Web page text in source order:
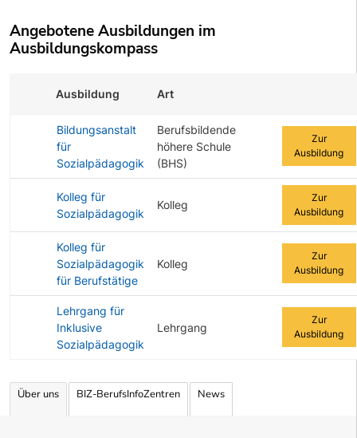
Angebotene Ausbildungen im
Ausbildungskompass
Ausbildung Art
Bildungsanstalt
für
Sozialpädagogik
Berufsbildende
höhere Schule
(BHS)
Zur
Ausbildung
Kolleg für
Sozialpädagogik
Kolleg
Zur
Ausbildung
Kolleg für
Sozialpädagogik
für Berufstätige
Kolleg
Zur
Ausbildung
Lehrgang für
Inklusive
Sozialpädagogik
Lehrgang
Zur
Ausbildung
Über uns BIZ-BerufsInfoZentren News